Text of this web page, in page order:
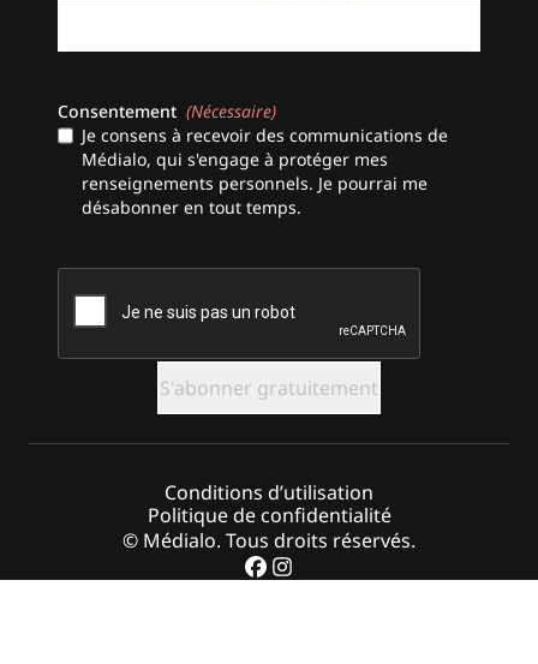
Consentement (Nécessaire)
Je consens à recevoir des communications de
Médialo, qui s'engage à protéger mes
renseignements personnels. Je pourrai me
désabonner en tout temps.
© Médialo. Tous droits réservés.
Conditions d’utilisation
Politique de confidentialité